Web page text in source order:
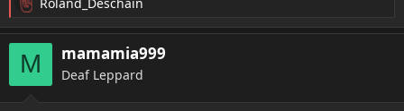
R
e
a
M mamamia999
Deaf Leppard